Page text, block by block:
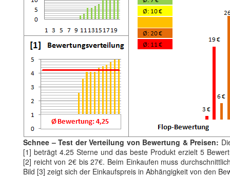
Schnee – Test der Verteilung von Bewertung & Preisen:
[1] beträgt 4.25 Sterne und das beste Produkt erzielt 5
[2] reicht von 2€ bis 27€. Beim Einkaufen muss
Bild [3] zeigt sich der Einkaufspreis in Abhängigkeit von den